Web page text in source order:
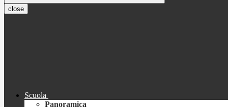
close
Scuola
Panoramica